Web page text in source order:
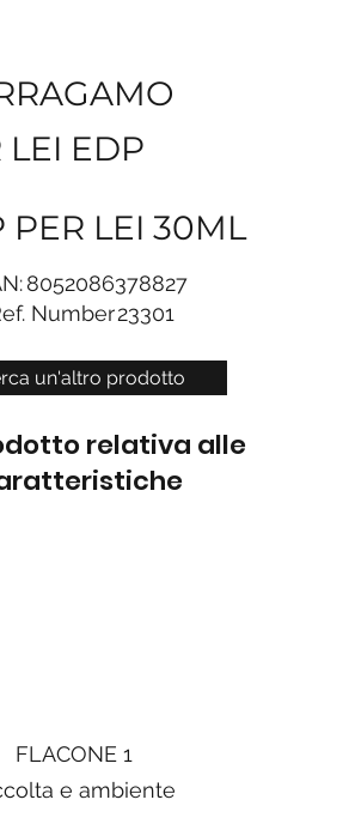
un'altro prodotto
EDP
PER LEI 30ML
8052086378827
Number23301
relativa alle
FLACONE 1
e ambiente